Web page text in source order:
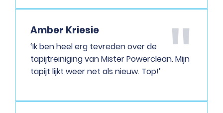
Amber Kriesie
‘Ik ben heel erg tevreden over de
tapijtreiniging van Mister Powerclean. Mijn
tapijt lijkt weer net als nieuw. Top!’